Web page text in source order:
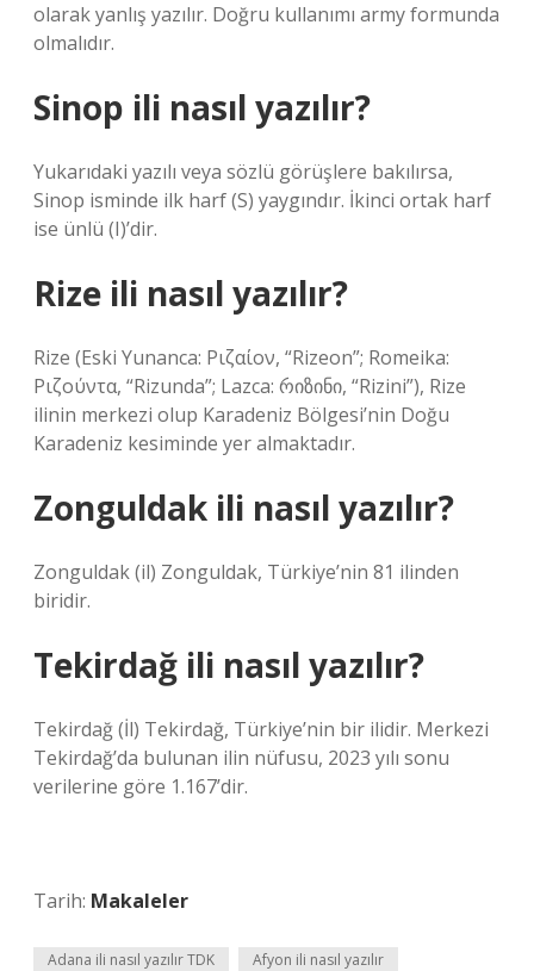
olarak yanlış yazılır. Doğru kullanımı army formunda
olmalıdır.
Sinop ili nasıl yazılır?
Yukarıdaki yazılı veya sözlü görüşlere bakılırsa,
Sinop isminde ilk harf (S) yaygındır. İkinci ortak harf
ise ünlü (I)’dir.
Rize ili nasıl yazılır?
Rize (Eski Yunanca: Ριζαίον, “Rizeon”; Romeika:
Ριζούντα, “Rizunda”; Lazca: რიზინი, “Rizini”), Rize
ilinin merkezi olup Karadeniz Bölgesi’nin Doğu
Karadeniz kesiminde yer almaktadır.
Zonguldak ili nasıl yazılır?
Zonguldak (il) Zonguldak, Türkiye’nin 81 ilinden
biridir.
Tekirdağ ili nasıl yazılır?
Tekirdağ (İl) Tekirdağ, Türkiye’nin bir ilidir. Merkezi
Tekirdağ’da bulunan ilin nüfusu, 2023 yılı sonu
verilerine göre 1.167’dir.
Tarih: Makaleler
Adana ili nasıl yazılır TDK Afyon ili nasıl yazılır